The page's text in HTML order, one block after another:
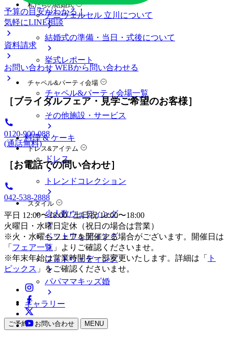
私たちの結婚式
アニヴェルセル 立川について
結婚式の準備・当日・式後について
挙式レポート
チャペル&パーティ会場
チャペル&パーティ会場一覧
その他施設・サービス
料理 & ケーキ
ドレス&アイテム
ドレス
トレンドコレクション
スタイル
少人数ウェディング
ペットウェディング
フォトウェディング
パパママキッズ婚
ギャラリー
ご予約・お問い合わせ MENU
予算の目安がわかる！
気軽にLINE相談
資料請求
お問い合わせ WEBから問い合わせる
［ブライダルフェア・見学ご希望のお客様］
0120-900-088
(通話無料)
［お電話での問い合わせ］
042-538-2888
平日 12:00〜18:00 / 土日祝 10:00〜18:00
火曜日・水曜日定休（祝日の場合は営業）
※火・水曜もフェアを開催する場合がございます。開催日は
「 フェア一覧 」よりご確認くださいませ。
※年末年始は営業時間を一部変更いたします。詳細は「
ト
ピックス 」をご確認くださいませ。